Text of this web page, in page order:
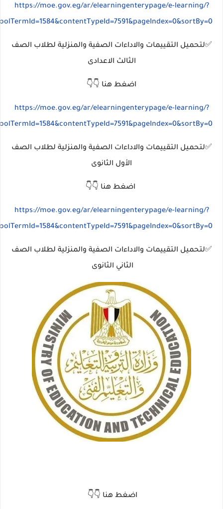
https://moe.gov.eg/ar/elearningenterypage/e-learning/?
✅لتحميل التقييمات والاداءات الصفية والمنزلية لطلاب الصف
الثالث الاعدادى
اضغط هنا 👇👇
https://moe.gov.eg/ar/elearningenterypage/e-learning/?
✅لتحميل التقييمات والاداءات الصفية والمنزلية لطلاب الصف
الأول الثانوى
اضغط هنا 👇👇
https://moe.gov.eg/ar/elearningenterypage/e-learning/?
✅لتحميل التقييمات والاداءات الصفية والمنزلية لطلاب الصف
الثاني الثانوى
اضغط هنا 👇👇